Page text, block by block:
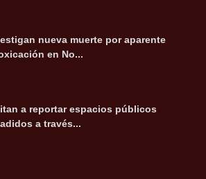
nueva muerte por aparente
en No...
a reportar espacios públicos
a través...